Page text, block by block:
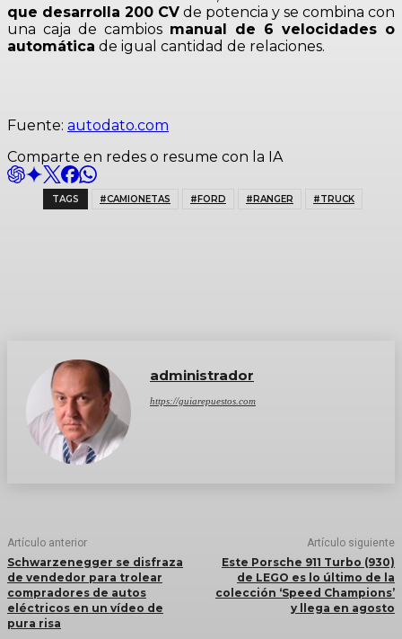
que desarrolla 200 CV de potencia y se combina con
una caja de cambios manual de 6 velocidades o
automática de igual cantidad de relaciones.
Fuente: autodato.com
Comparte en redes o resume con la IA
TAGS #CAMIONETAS #FORD #RANGER #TRUCK
administrador
https://guiarepuestos.com
Artículo anterior
Schwarzenegger se disfraza
de vendedor para trolear
compradores de autos
eléctricos en un vídeo de
pura risa
Artículo siguiente
Este Porsche 911 Turbo (930)
de LEGO es lo último de la
colección ‘Speed Champions’
y llega en agosto